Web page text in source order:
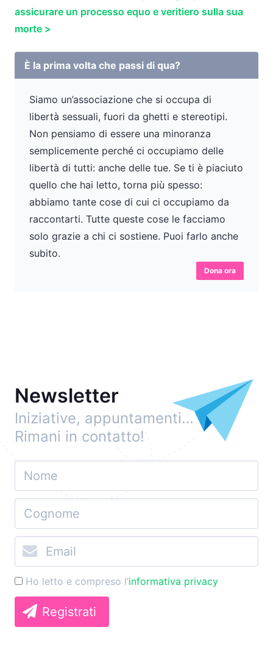
assicurare un processo equo e veritiero sulla sua
morte >
È la prima volta che passi di qua?
Siamo un’associazione che si occupa di
libertà sessuali, fuori da ghetti e stereotipi.
Non pensiamo di essere una minoranza
semplicemente perché ci occupiamo delle
libertà di tutti: anche delle tue. Se ti è piaciuto
quello che hai letto, torna più spesso:
abbiamo tante cose di cui ci occupiamo da
raccontarti. Tutte queste cose le facciamo
solo grazie a chi ci sostiene. Puoi farlo anche
subito.
Dona ora
Newsletter
Iniziative, appuntamenti…
Rimani in contatto!
Ho letto e compreso l’informativa privacy
Registrati